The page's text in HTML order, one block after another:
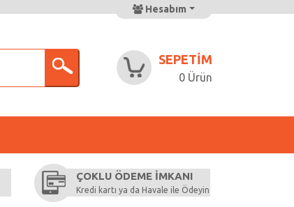
Hesabım
SEPETIM
0 Ürün
ÇOKLU ÖDEME İMKANI
Kredi kartı ya da Havale ile Ödeyin